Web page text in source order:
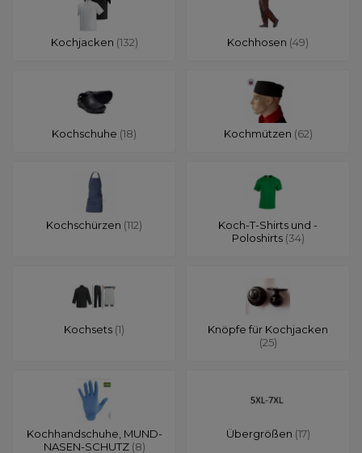
Kochjacken (132) Kochhosen (49)
Kochschuhe (18) Kochmützen (62)
Kochschürzen (112)
Koch-T-Shirts und -
Poloshirts (34)
Kochsets (1)
Knöpfe für Kochjacken
(25)
Kochhandschuhe, MUND-
NASEN-SCHUTZ (8)
Übergrößen (17)